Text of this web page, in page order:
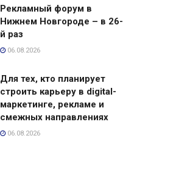
Рекламный форум в
Нижнем Новгороде – в 26-
й раз
06.08.2026
Для тех, кто планирует
строить карьеру в digital-
маркетинге, рекламе и
смежных направлениях
06.08.2026